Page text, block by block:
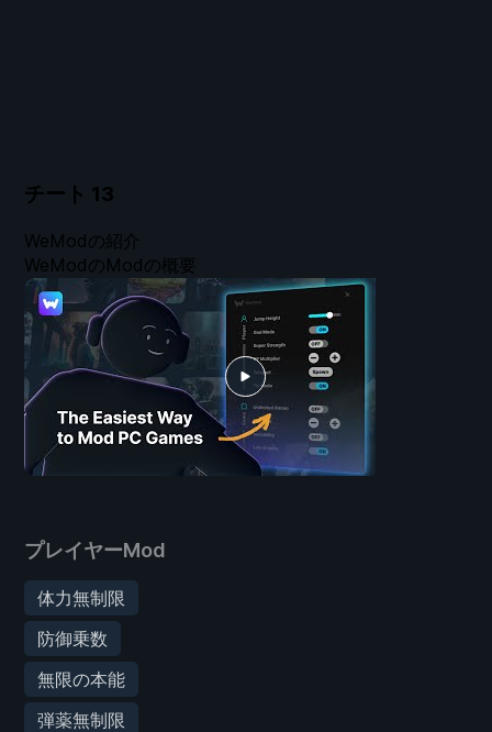
チート 13
プレイヤーMod
体力無制限
防御乗数
無限の本能
弾薬無制限
WeModの紹介
WeModのModの概要